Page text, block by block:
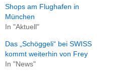
Shops am Flughafen in
München
In "Aktuell"
Das „Schöggeli“ bei SWISS
kommt weiterhin von Frey
In "News"